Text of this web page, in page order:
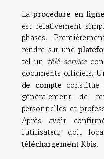
La procédure en ligne
est relativement
phases.
rendre sur une
tel un télé-service
documents officiels.
de compte
généralement de
personnelles et
Après avoir
l'utilisateur doit
téléchargement Kbis.